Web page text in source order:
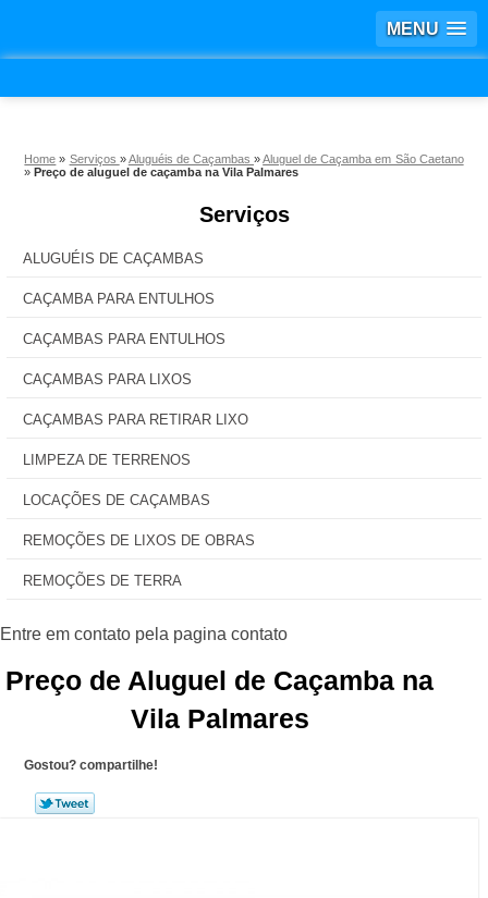
MENU
Home » Serviços »Aluguéis de Caçambas»Aluguel de Caçamba em São Caetano
»Preço de aluguel de caçamba na Vila Palmares
Serviços
ALUGUÉIS DE CAÇAMBAS
CAÇAMBA PARA ENTULHOS
CAÇAMBAS PARA ENTULHOS
CAÇAMBAS PARA LIXOS
CAÇAMBAS PARA RETIRAR LIXO
LIMPEZA DE TERRENOS
LOCAÇÕES DE CAÇAMBAS
REMOÇÕES DE LIXOS DE OBRAS
REMOÇÕES DE TERRA
Preço de Aluguel de Caçamba na
Vila Palmares
Gostou? compartilhe!